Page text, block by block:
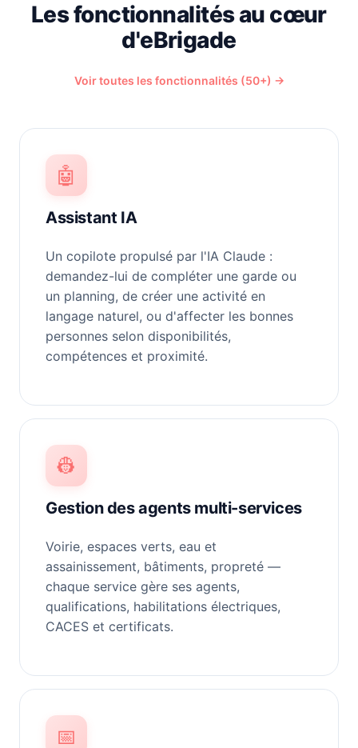
Les fonctionnalités au cœur
d'eBrigade
Voir toutes les fonctionnalités (50+) →
🤖
Assistant IA
Un copilote propulsé par l'IA Claude :
demandez-lui de compléter une garde ou
un planning, de créer une activité en
langage naturel, ou d'affecter les bonnes
personnes selon disponibilités,
compétences et proximité.
👷
Gestion des agents multi-services
Voirie, espaces verts, eau et
assainissement, bâtiments, propreté —
chaque service gère ses agents,
qualifications, habilitations électriques,
CACES et certificats.
📅